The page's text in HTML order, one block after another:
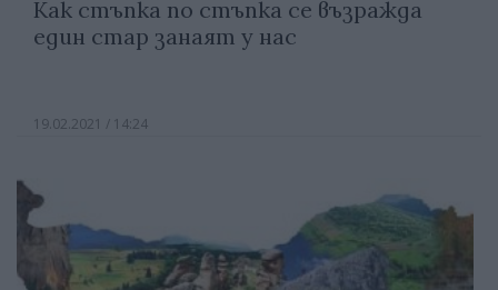
Как стъпка по стъпка се възражда
един стар занаят у нас
19.02.2021 / 14:24